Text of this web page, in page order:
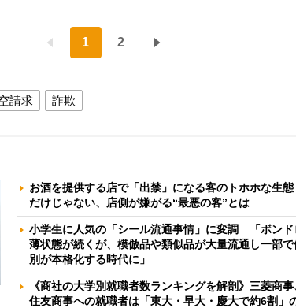
1 2
請求 詐欺
お酒を提供する店で「出禁」になる客のトホホな生
だけじゃない、店側が嫌がる“最悪の客”とは
小学生に人気の「シール流通事情」に変調 「ボンド
薄状態が続くが、模倣品や類似品が大量流通し一部
別が本格化する時代に」
《商社の大学別就職者数ランキングを解剖》三菱商事
住友商事への就職者は「東大・早大・慶大で約6割